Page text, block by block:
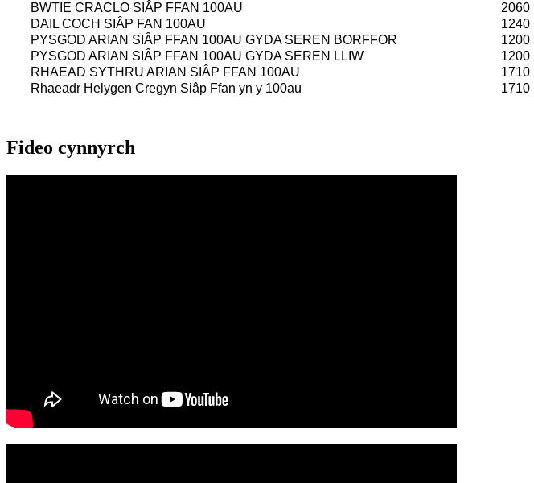
BWTIE CRACLO SIÂP FFAN 100AU
2060
DAIL COCH SIÂP FAN 100AU
1240
PYSGOD ARIAN SIÂP FFAN 100AU GYDA SEREN BORFFOR
1200
PYSGOD ARIAN SIÂP FFAN 100AU GYDA SEREN LLIW
1200
RHAEAD SYTHRU ARIAN SIÂP FFAN 100AU
1710
Rhaeadr Helygen Cregyn Siâp Ffan yn y 100au
1710
Fideo cynnyrch